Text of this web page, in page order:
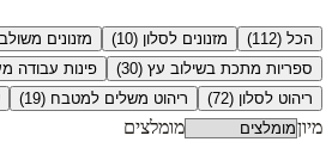
הכל (112
) מזנונים לסלון (
10
) מזנונים
ספריות מתכת בשילוב עץ (
30
) פינות עבודה
ריהוט לסלון (
72
) ריהוט משלים למטבח (
19
)
מיון מומלצים